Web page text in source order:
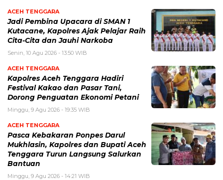
ACEH TENGGARA
Jadi Pembina Upacara di SMAN 1
Kutacane, Kapolres Ajak Pelajar Raih
Cita-Cita dan Jauhi Narkoba
Senin, 10 Agu 2026 - 13:50 WIB
ACEH TENGGARA
Kapolres Aceh Tenggara Hadiri
Festival Kakao dan Pasar Tani,
Dorong Penguatan Ekonomi Petani
Minggu, 9 Agu 2026 - 19:35 WIB
ACEH TENGGARA
Pasca Kebakaran Ponpes Darul
Mukhlasin, Kapolres dan Bupati Aceh
Tenggara Turun Langsung Salurkan
Bantuan
Minggu, 9 Agu 2026 - 14:21 WIB